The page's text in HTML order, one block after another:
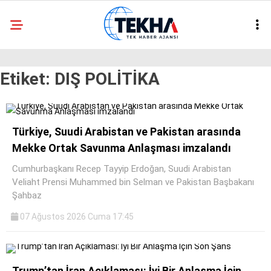
25.1
GALERİ VİDEO
GENEL
EKONOMI
POLITIKA
SIYASET
DÜNYA
METEOROLOJI
Etiket: DIŞ POLİTİKA
Türkiye, Suudi Arabistan ve Pakistan arasında
Mekke Ortak Savunma Anlaşması imzalandı
Cumhurbaşkanı Recep Tayyip Erdoğan, Suudi Arabistan
Veliaht Prensi Muhammed bin Selman ve Pakistan Başbakanı
Şahbaz
07 Ağustos 2026 Cuma 17:45